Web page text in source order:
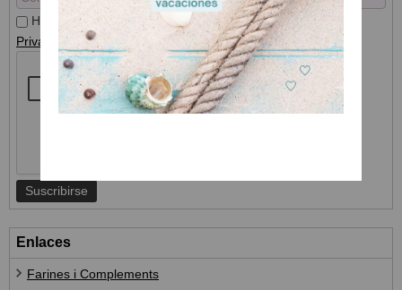
He leído y acepto el Tratamiento de datosy laPolítica de
Privacidad
Enlaces
Farines i Complements